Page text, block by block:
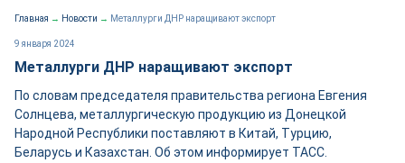
Главная → Новости → Металлурги ДНР наращивают экспорт
9 января 2024
Металлурги ДНР наращивают экспорт
По словам председателя правительства региона Евгения
Солнцева, металлургическую продукцию из Донецкой
Народной Республики поставляют в Китай, Турцию,
Беларусь и Казахстан. Об этом информирует ТАСС.